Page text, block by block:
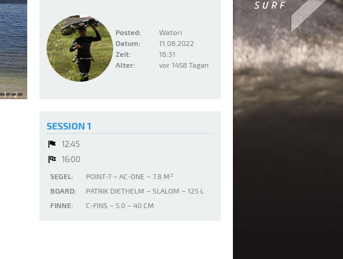
2/ 2
Posted:
Watori
Datum:
11.08.2022
Zeit:
16:31
Alter:
vor 1458 Tagen
SESSION 1
12:45
16:00
SEGEL:
POINT-7 – AC-ONE – 7.8 M²
BOARD:
PATRIK DIETHELM – SLALOM – 125 L
FINNE:
C-FINS – 5.0 – 40 CM